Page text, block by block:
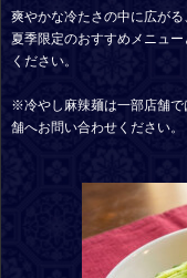
爽やかな冷たさの中に広がる
夏季限定のおすすめメニュ
ください。
※冷やし麻辣麺は一部店舗で
舗へお問い合わせください。